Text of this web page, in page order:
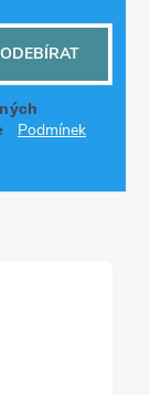
Podmínek
ODEBÍRAT